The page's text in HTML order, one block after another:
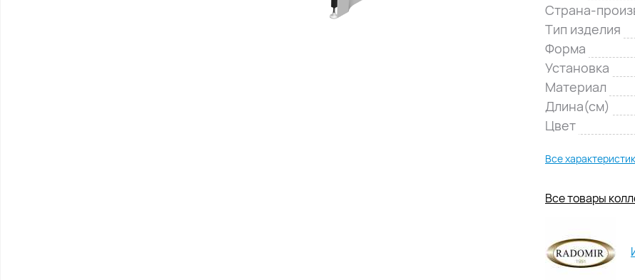
Страна-
Тип изделия
Форма
Установка
Материал
Длина(см)
Цвет
Все
Все товары